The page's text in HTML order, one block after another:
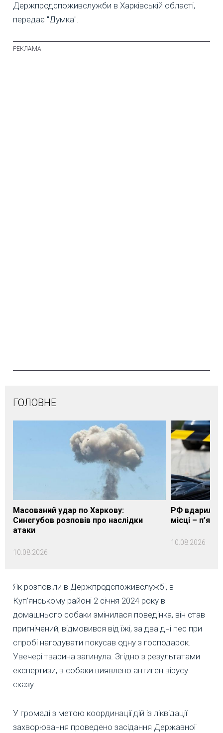
Держпродспоживслужби в Харківській області,
передає "Думка".
ГОЛОВНЕ
Масований удар по Харкову:
Синєгубов розповів про наслідки
атаки
10.08.2026
РФ вдарила
місці –
10.08.2026
Як розповіли в Держпродспоживслужбі, в
Куп’янському районі 2 січня 2024 року в
домашнього собаки змінилася поведінка, він став
пригнічений, відмовився від їжі, за два дні пес при
спробі нагодувати покусав одну з господарок.
Увечері тварина загинула. Згідно з результатами
експертизи, в собаки виявлено антиген вірусу
сказу.
У громаді з метою координації дій із ліквідації
захворювання проведено засідання Державної